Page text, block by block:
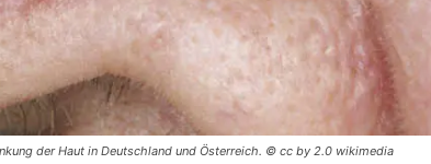
der Haut in Deutschland und Österreich. © cc by 2.0 wikimedia